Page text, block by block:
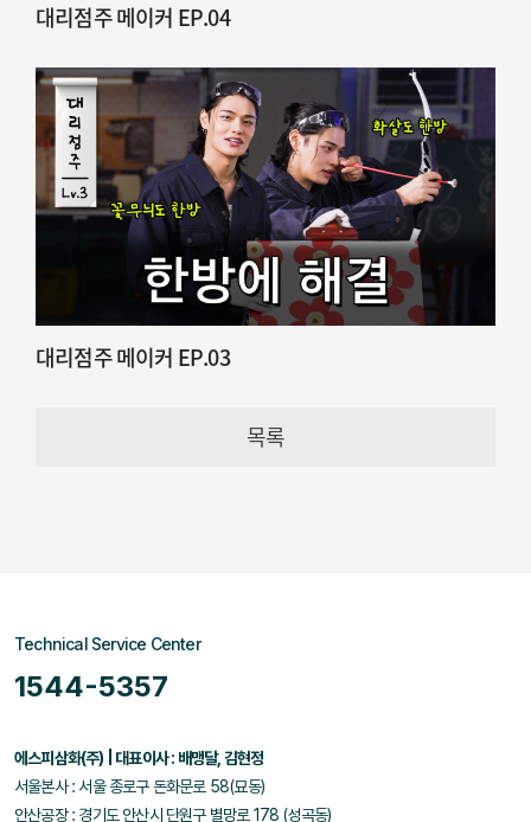
대리점주 메이커 EP.04
대리점주 메이커 EP.03
목록
Technical Service Center
1544-5357
에스피삼화(주) | 대표이사 : 배맹달, 김현정
서울본사 : 서울 종로구 돈화문로 58(묘동)
안산공장 : 경기도 안산시 단원구 별망로 178 (성곡동)